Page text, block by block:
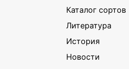
Каталог сортов
Литература
История
Новости